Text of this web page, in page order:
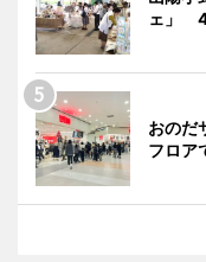
ェ」
おのだ
フロア